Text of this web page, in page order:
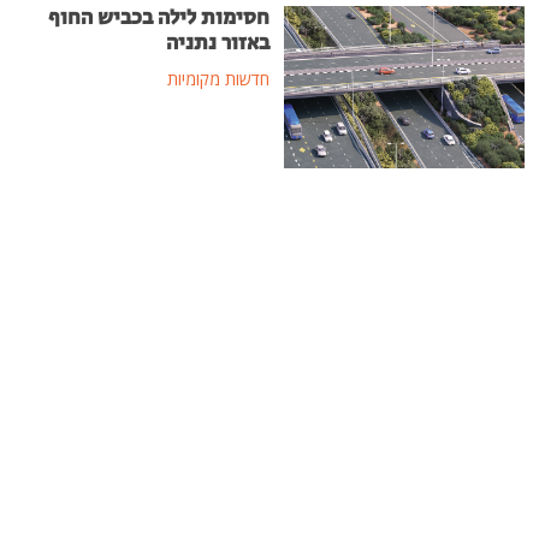
חסימות לילה בכביש החוף
באזור נתניה
חדשות מקומיות